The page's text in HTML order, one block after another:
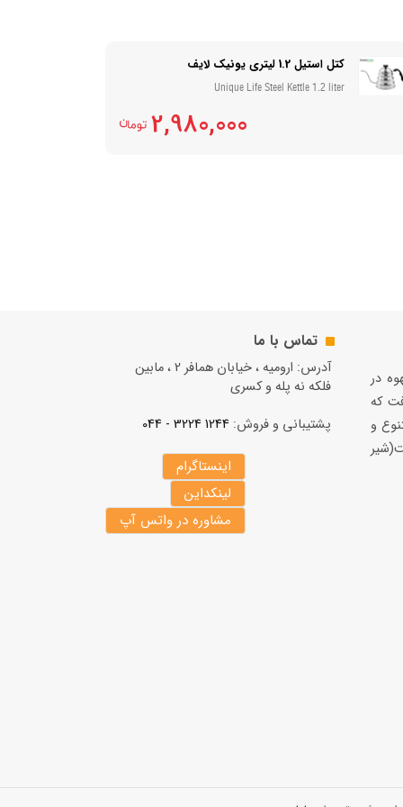
کتل استیل 1.2 لیتری یونیک لایف
Unique Life Steel Kettle 1.2 liter
2,980,000
در
كه
و
تماس با ما
آدرس: ارومیه ، خیابان همافر 2 ، مابين
فلكه نه پله و کسری
پشتیبانی و فروش: 1244 3224 - 044
اینستاگرام
لینکداین
مشاوره در واتس آپ